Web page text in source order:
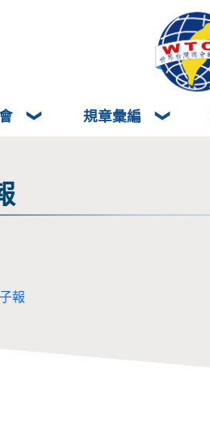
規章彙編
報